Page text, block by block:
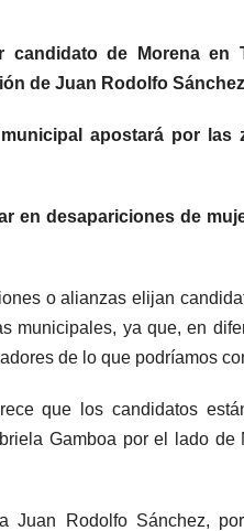
de Morena en
de Juan Rodolfo
apostará por las
en desapariciones de
o alianzas elijan
municipales, ya que, en
de lo que podríamos
que los candidatos
Gamboa por el lado de
Rodolfo Sánchez,